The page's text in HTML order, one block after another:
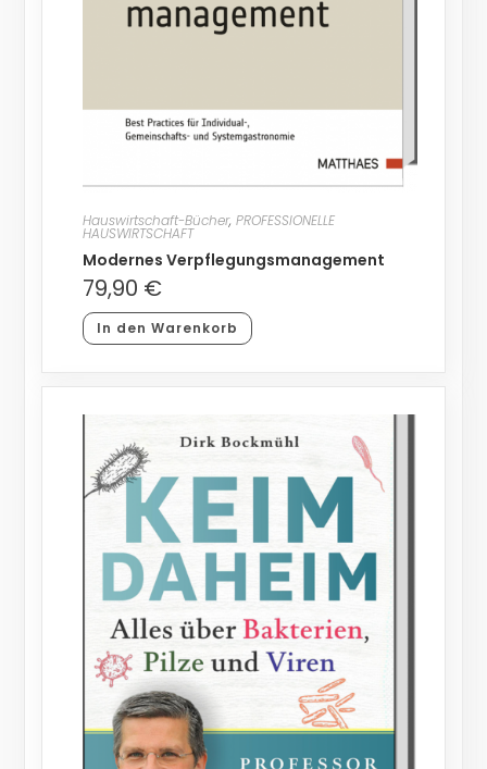
Hauswirtschaft-Bücher, PROFESSIONELLE
HAUSWIRTSCHAFT
Modernes Verpflegungsmanagement
79,90 €
In den Warenkorb